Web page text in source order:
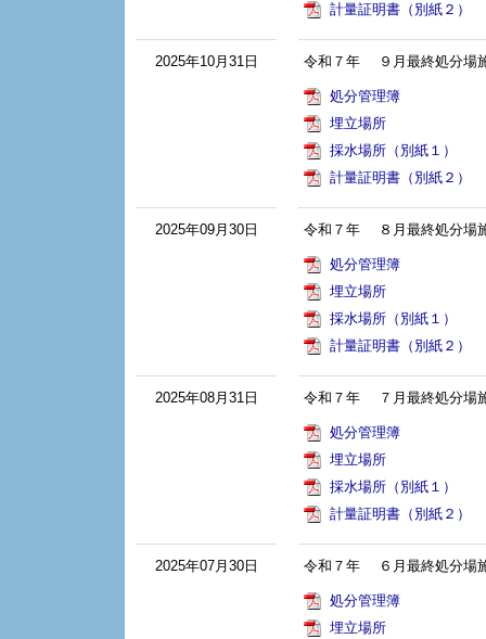
計量証明書（別紙２）
2025年10月31日 令和７年 ９月最終処分場
処分管理簿
埋立場所
採水場所（別紙１）
計量証明書（別紙２）
2025年09月30日 令和７年 ８月最終処分場
処分管理簿
埋立場所
採水場所（別紙１）
計量証明書（別紙２）
2025年08月31日 令和７年 ７月最終処分場
処分管理簿
埋立場所
採水場所（別紙１）
計量証明書（別紙２）
2025年07月30日 令和７年 ６月最終処分場
処分管理簿
埋立場所